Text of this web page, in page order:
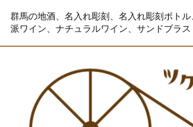
群馬の地酒、名入れ彫刻、名入れ彫刻ボト
派ワイン、ナチュラルワイン、サンドブラス